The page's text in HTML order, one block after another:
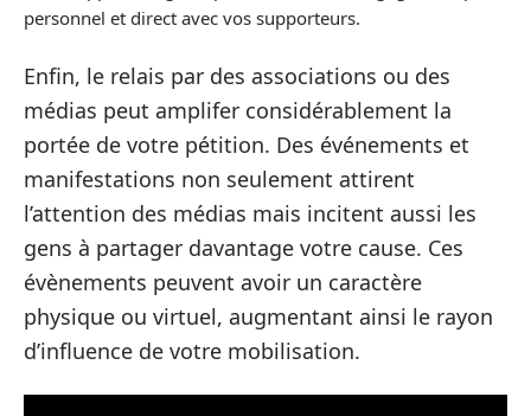
personnel et direct avec vos supporteurs.
Enfin, le relais par des associations ou des
médias peut amplifer considérablement la
portée de votre pétition. Des événements et
manifestations non seulement attirent
l’attention des médias mais incitent aussi les
gens à partager davantage votre cause. Ces
évènements peuvent avoir un caractère
physique ou virtuel, augmentant ainsi le rayon
d’influence de votre mobilisation.